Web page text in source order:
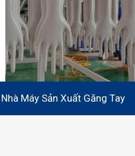
Nhà Máy Sản Xuất Găng Tay